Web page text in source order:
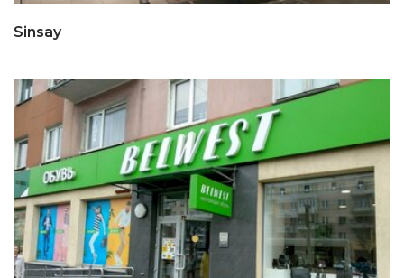
Sinsay